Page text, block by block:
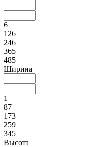
6
126
246
365
485
Ширина
1
87
173
259
345
Высота